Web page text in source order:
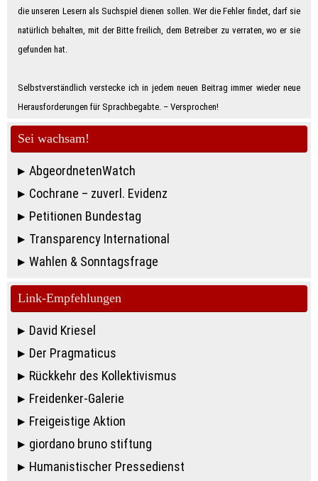
die unseren Lesern als Suchspiel dienen sollen. Wer die Fehler findet, darf sie
natürlich behalten, mit der Bitte freilich, dem Betreiber zu verraten, wo er sie
gefunden hat.
Selbstverständlich verstecke ich in jedem neuen Beitrag immer wieder neue
Herausforderungen für Sprachbegabte. – Ver­spro­chen!
Sei wachsam!
AbgeordnetenWatch
Cochrane – zuverl. Evidenz
Petitionen Bundestag
Transparency International
Wahlen & Sonntagsfrage
Link-Empfehlungen
David Kriesel
Der Pragmaticus
Rückkehr des Kollektivismus
Freidenker-Galerie
Freigeistige Aktion
giordano bruno stiftung
Humanistischer Pressedienst